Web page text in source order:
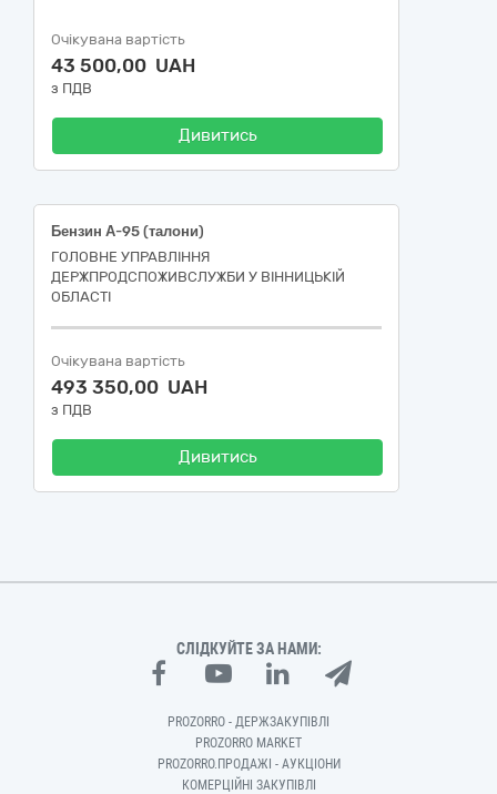
Очікувана вартість
43 500,00 UAH
з ПДВ
Дивитись
Бензин А-95 (талони)
ГОЛОВНЕ УПРАВЛІННЯ
ДЕРЖПРОДСПОЖИВСЛУЖБИ У ВІННИЦЬКІЙ
ОБЛАСТІ
Очікувана вартість
493 350,00 UAH
з ПДВ
Дивитись
СЛІДКУЙТЕ ЗА НАМИ:
PROZORRO - ДЕРЖЗАКУПІВЛІ
PROZORRO MARKET
PROZORRO.ПРОДАЖІ - АУКЦІОНИ
КОМЕРЦІЙНІ ЗАКУПІВЛІ